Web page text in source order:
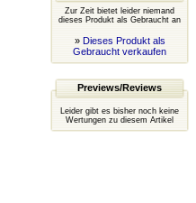
Zur Zeit bietet leider niemand
dieses Produkt als Gebraucht an
» Dieses Produkt als
Gebraucht verkaufen
Previews/Reviews
Leider gibt es bisher noch keine
Wertungen zu diesem Artikel